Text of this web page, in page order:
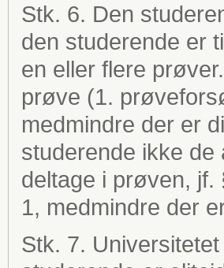
Stk. 6. Den
den studerende er
en eller flere
prøve (1.
medmindre der er
studerende ikke
deltage i prøven,
1, medmindre der
Stk. 7.